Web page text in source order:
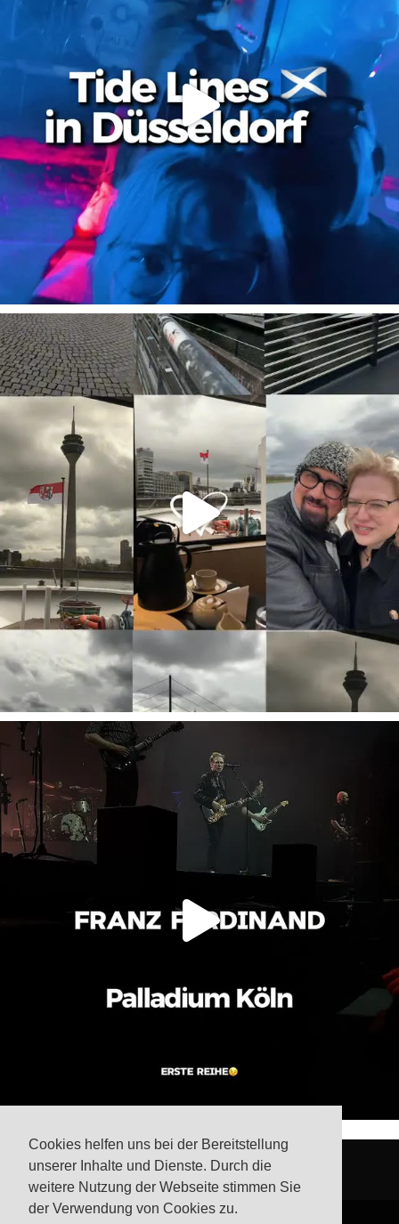
Cookies helfen uns bei der Bereitstellung
unserer Inhalte und Dienste. Durch die
weitere Nutzung der Webseite stimmen Sie
der Verwendung von Cookies zu.